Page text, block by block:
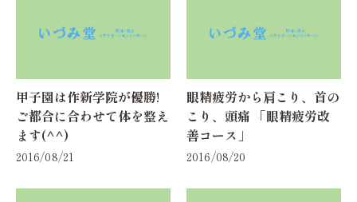
甲子園は作新学院が優勝!
ご都合に合わせて体を整え
ます(^^)
2016/08/21
眼精疲労から肩こり、首の
こり、頭痛 「眼精疲労改
善コース」
2016/08/20